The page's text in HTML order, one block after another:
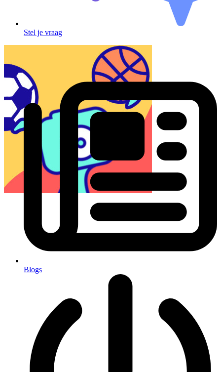
Stel je vraag
Blogs